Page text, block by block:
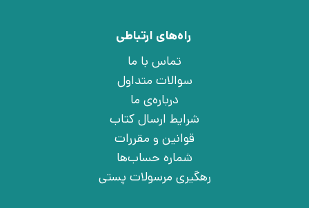
راه‌های ارتباطی
تماس با ما
سوالات متداول
درباره‌ی ما
شرایط ارسال کتاب
قوانین و مقررات
شماره حساب‌ها
رهگیری مرسولات پستی